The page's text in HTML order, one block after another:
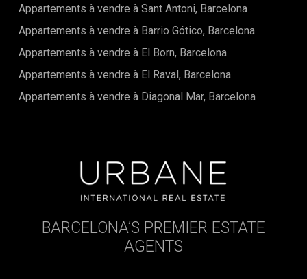
Appartements à vendre à Sant Antoni, Barcelona
Appartements à vendre à Barrio Gótico, Barcelona
Appartements à vendre à El Born, Barcelona
Appartements à vendre à El Raval, Barcelona
Appartements à vendre à Diagonal Mar, Barcelona
BARCELONA’S PREMIER ESTATE
AGENTS